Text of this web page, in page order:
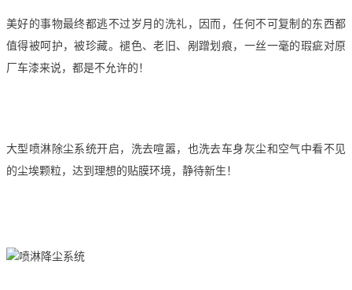
美好的事物最终都逃不过岁月的洗礼，因而，任何不可复制的东西都
值得被呵护，被珍藏。褪色、老旧、剐蹭划痕，一丝一毫的瑕疵对原
厂车漆来说，都是不允许的！
大型喷淋除尘系统开启，洗去喧嚣，也洗去车身灰尘和空气中看不见
的尘埃颗粒，达到理想的贴膜环境，静待新生！